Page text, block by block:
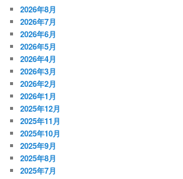
2026年8月
2026年7月
2026年6月
2026年5月
2026年4月
2026年3月
2026年2月
2026年1月
2025年12月
2025年11月
2025年10月
2025年9月
2025年8月
2025年7月